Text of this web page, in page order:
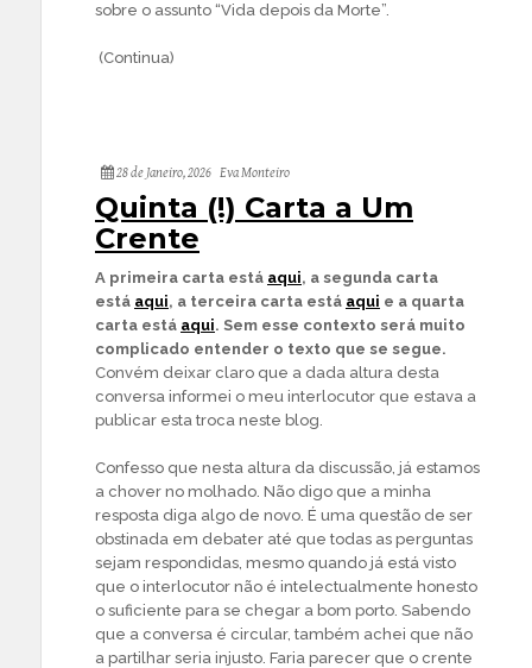
sobre o assunto “Vida depois da Morte”.
(Continua)
28 de Janeiro, 2026 Eva Monteiro
Quinta (!) Carta a Um
Crente
A primeira carta está aqui, a segunda carta
está aqui, a terceira carta está aqui e a quarta
carta está aqui. Sem esse contexto será muito
complicado entender o texto que se segue.
Convém deixar claro que a dada altura desta
conversa informei o meu interlocutor que estava a
publicar esta troca neste blog.
Confesso que nesta altura da discussão, já estamos
a chover no molhado. Não digo que a minha
resposta diga algo de novo. É uma questão de ser
obstinada em debater até que todas as perguntas
sejam respondidas, mesmo quando já está visto
que o interlocutor não é intelectualmente honesto
o suficiente para se chegar a bom porto. Sabendo
que a conversa é circular, também achei que não
a partilhar seria injusto. Faria parecer que o crente